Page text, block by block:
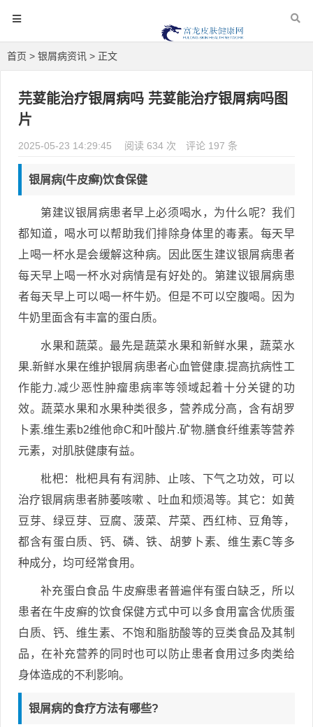
首页 > 银屑病资讯 > 正文
芫荽能治疗银屑病吗 芫荽能治疗银屑病吗图
片
2025-05-23 14:29:45 阅读 634 次 评论 197 条
银屑病(牛皮癣)饮食保健
第建议银屑病患者早上必须喝水，为什么呢？我们
都知道，喝水可以帮助我们排除身体里的毒素。每天早
上喝一杯水是会缓解这种病。因此医生建议银屑病患者
每天早上喝一杯水对病情是有好处的。第建议银屑病患
者每天早上可以喝一杯牛奶。但是不可以空腹喝。因为
牛奶里面含有丰富的蛋白质。
水果和蔬菜。最先是蔬菜水果和新鲜水果，蔬菜水
果.新鲜水果在维护银屑病患者心血管健康.提高抗病性工
作能力.减少恶性肿瘤患病率等领域起着十分关键的功
效。蔬菜水果和水果种类很多，营养成分高，含有胡罗
卜素.维生素b2维他命C和叶酸片.矿物.膳食纤维素等营养
元素，对肌肤健康有益。
枇杷：枇杷具有有润肺、止咳、下气之功效，可以
治疗银屑病患者肺萎咳嗽 、吐血和烦渴等。其它：如黄
豆芽、绿豆芽、豆腐、菠菜、芹菜、西红柿、豆角等，
都含有蛋白质、钙、磷、铁、胡萝卜素、维生素C等多
种成分，均可经常食用。
补充蛋白食品 牛皮癣患者普遍伴有蛋白缺乏，所以
患者在牛皮癣的饮食保健方式中可以多食用富含优质蛋
白质、钙、维生素、不饱和脂肪酸等的豆类食品及其制
品，在补充营养的同时也可以防止患者食用过多肉类给
身体造成的不利影响。
银屑病的食疗方法有哪些?